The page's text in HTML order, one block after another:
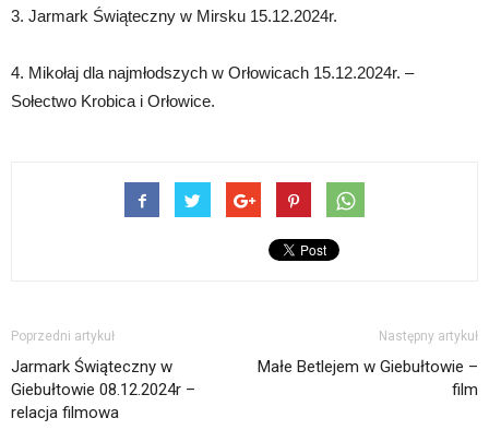
3. Jarmark Świąteczny w Mirsku 15.12.2024r.
4. Mikołaj dla najmłodszych w Orłowicach 15.12.2024r. –
Sołectwo Krobica i Orłowice.
Poprzedni artykuł
Jarmark Świąteczny w
Giebułtowie 08.12.2024r –
relacja filmowa
Następny artykuł
Małe Betlejem w Giebułtowie –
film